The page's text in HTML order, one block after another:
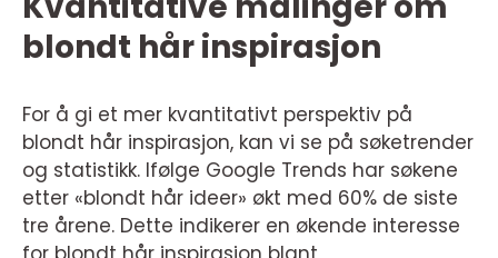
blondt hår inspirasjon
For å gi et mer kvantitativt perspektiv på
blondt hår inspirasjon, kan vi se på søketrender
og statistikk. Ifølge Google Trends har søkene
etter «blondt hår ideer» økt med 60% de siste
tre årene. Dette indikerer en økende interesse